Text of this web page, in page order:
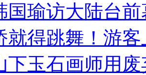
国瑜访大陆台
就得跳舞！游客
下玉石画师用